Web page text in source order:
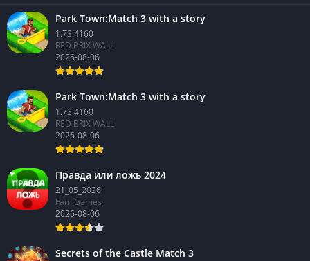
Park Town:Match 3 with a story
1.73.4160
RED BRIX WALL
2026-08-06
Park Town:Match 3 with a story
1.73.4160
RED BRIX WALL
2026-08-06
Правда или ложь 2024
21_05_2026
Fam Games
2026-08-06
Secrets of the Castle Match 3